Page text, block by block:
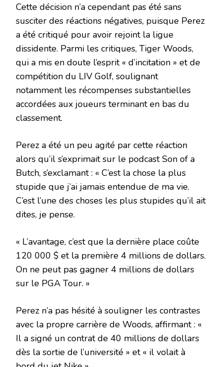
Cette décision n’a cependant pas été sans
susciter des réactions négatives, puisque Perez
a été critiqué pour avoir rejoint la ligue
dissidente. Parmi les critiques, Tiger Woods,
qui a mis en doute l’esprit « d’incitation » et de
compétition du LIV Golf, soulignant
notamment les récompenses substantielles
accordées aux joueurs terminant en bas du
classement.
Perez a été un peu agité par cette réaction
alors qu’il s’exprimait sur le podcast Son of a
Butch, s’exclamant : « C’est la chose la plus
stupide que j’ai jamais entendue de ma vie.
C’est l’une des choses les plus stupides qu’il ait
dites, je pense.
« L’avantage, c’est que la dernière place coûte
120 000 $ et la première 4 millions de dollars.
On ne peut pas gagner 4 millions de dollars
sur le PGA Tour. »
Perez n’a pas hésité à souligner les contrastes
avec la propre carrière de Woods, affirmant : «
Il a signé un contrat de 40 millions de dollars
dès la sortie de l’université » et « il volait à